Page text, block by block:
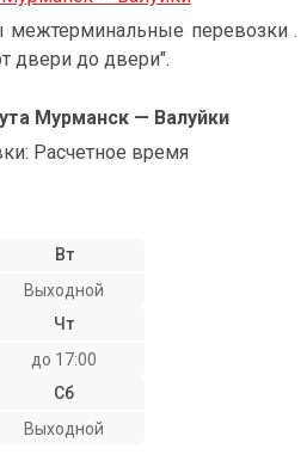
межтерминальные перевозки .
двери до двери".
Мурманск — Валуйки
Расчетное время
Вт
Выходной
Чт
до 17:00
Сб
Выходной